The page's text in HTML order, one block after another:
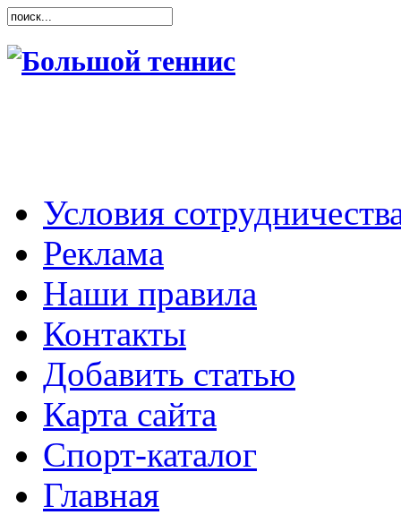
Условия
Реклама
Наши правила
Контакты
Добавить статью
Карта сайта
Спорт-каталог
Главная